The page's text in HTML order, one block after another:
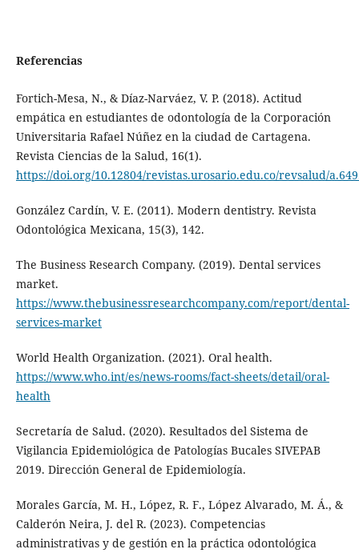
Referencias
Fortich-Mesa, N., & Díaz-Narváez, V. P. (2018). Actitud
empática en estudiantes de odontología de la Corporación
Universitaria Rafael Núñez en la ciudad de Cartagena.
Revista Ciencias de la Salud, 16(1).
https://doi.org/10.12804/revistas.urosario.edu.co/revsalud/
González Cardín, V. E. (2011). Modern dentistry. Revista
Odontológica Mexicana, 15(3), 142.
The Business Research Company. (2019). Dental services
market.
https://www.thebusinessresearchcompany.com/report/dental-
services-market
World Health Organization. (2021). Oral health.
https://www.who.int/es/news-rooms/fact-sheets/detail/oral-
health
Secretaría de Salud. (2020). Resultados del Sistema de
Vigilancia Epidemiológica de Patologías Bucales SIVEPAB
2019. Dirección General de Epidemiología.
Morales García, M. H., López, R. F., López Alvarado, M. Á., &
Calderón Neira, J. del R. (2023). Competencias
administrativas y de gestión en la práctica odontológica